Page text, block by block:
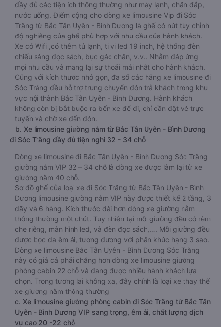
đầy đủ các tiện ích thông thường như máy lạnh, chăn đắp,
nước uống. Điểm cộng cho dòng xe limousine Vip đi Sóc
Trăng từ Bắc Tân Uyên - Bình Dương là ghế có nút tùy chỉnh
độ nghiêng của ghế phù hợp với nhu cầu của hành khách.
Xe có Wifi ,có thêm tủ lạnh, ti vi led 19 inch, hệ thống đèn
chiếu sáng đọc sách, bục gác chân, v.v.. Nhằm đáp ứng
mọi nhu cầu và mang lại sự thoải mái nhất cho hành khách.
Cũng với kích thước nhỏ gọn, đa số các hãng xe limousine đi
Sóc Trăng đều hỗ trợ trung chuyển đón trả khách trong khu
vực nội thành Bắc Tân Uyên - Bình Dương. Hành khách
không còn bị bắt buộc ra bến xe để đi, chỉ cần đặt vé trực
tuyến và chờ xe đến đón.
b. Xe limousine giường nằm từ Bắc Tân Uyên - Bình Dương
đi Sóc Trăng đầy đủ tiện nghi 32 - 34 chỗ
Dòng xe limousine đi Bắc Tân Uyên - Bình Dương Sóc Trăng
giường nằm VIP 32 – 34 chỗ là dòng xe được làm lại từ xe
giường nằm 40 chỗ.
Sơ đồ ghế của loại xe đi Sóc Trăng từ Bắc Tân Uyên - Bình
Dương limousine giường nằm VIP này được thiết kế 2 tầng, 3
dãy và 6 hàng. Kích thước dài hơn dòng xe giường nằm
thông thường một chút. Tuy nhiên tại mỗi giường đều có rèm
che riêng, màn hình led, và đèn đọc sách,…. Mỗi giường đều
được bọc da êm ái, tương đương với phân khúc hạng 3 sao.
Dòng xe limousine Bắc Tân Uyên - Bình Dương Sóc Trăng
này có giá cả phải chăng hơn dòng xe limousine giường
phòng cabin 22 chỗ và đang được nhiều hành khách lựa
chọn. Trong tương lai không xa, đây chính là loại xe thay thế
xe giường nằm thông thường.
c. Xe limousine giường phòng cabin đi Sóc Trăng từ Bắc Tân
Uyên - Bình Dương VIP sang trọng, êm ái, chất lượng dịch
vụ cao 20 -22 chỗ